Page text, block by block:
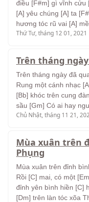
điều [F#m] gì vĩnh cửu
[A] yêu chúng [A] ta
hương tóc rũ vai [A]
Thứ Tư, tháng 12 01, 2021
Trên tháng
Trên tháng ngày đã
Rung một cánh nhạc
[Bb] khóc trên cung
sầu [Gm] Có ai hay
Chủ Nhật, tháng 11 21,
Mùa xuân trên
Phụng
Mùa xuân trên đỉnh
Rồi [C] mai, có một
đỉnh yên bình hiền [C]
[Dm] trên làn tóc xõa